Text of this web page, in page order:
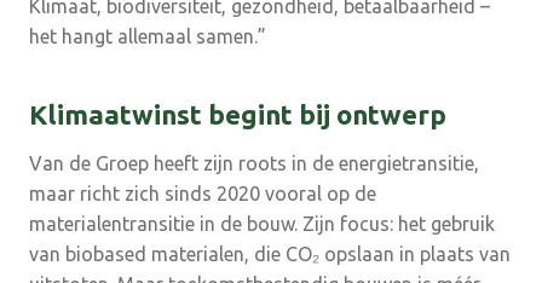
Klimaat, biodiversiteit, gezondheid, betaalbaarheid –
het hangt allemaal samen.”
Klimaatwinst begint bij ontwerp
Van de Groep heeft zijn roots in de energietransitie,
maar richt zich sinds 2020 vooral op de
materialentransitie in de bouw. Zijn focus: het gebruik
van biobased materialen, die CO₂ opslaan in plaats van